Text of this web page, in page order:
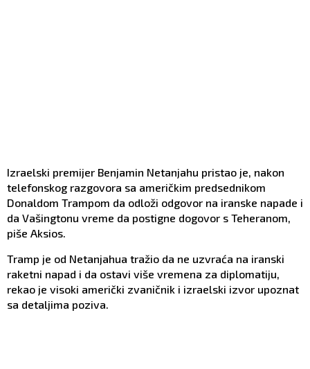
Izraelski premijer Benjamin Netanjahu pristao je, nakon
telefonskog razgovora sa američkim predsednikom
Donaldom Trampom da odloži odgovor na iranske napade i
da Vašingtonu vreme da postigne dogovor s Teheranom,
piše Aksios.
Tramp je od Netanjahua tražio da ne uzvraća na iranski
raketni napad i da ostavi više vremena za diplomatiju,
rekao je visoki američki zvaničnik i izraelski izvor upoznat
sa detaljima poziva.